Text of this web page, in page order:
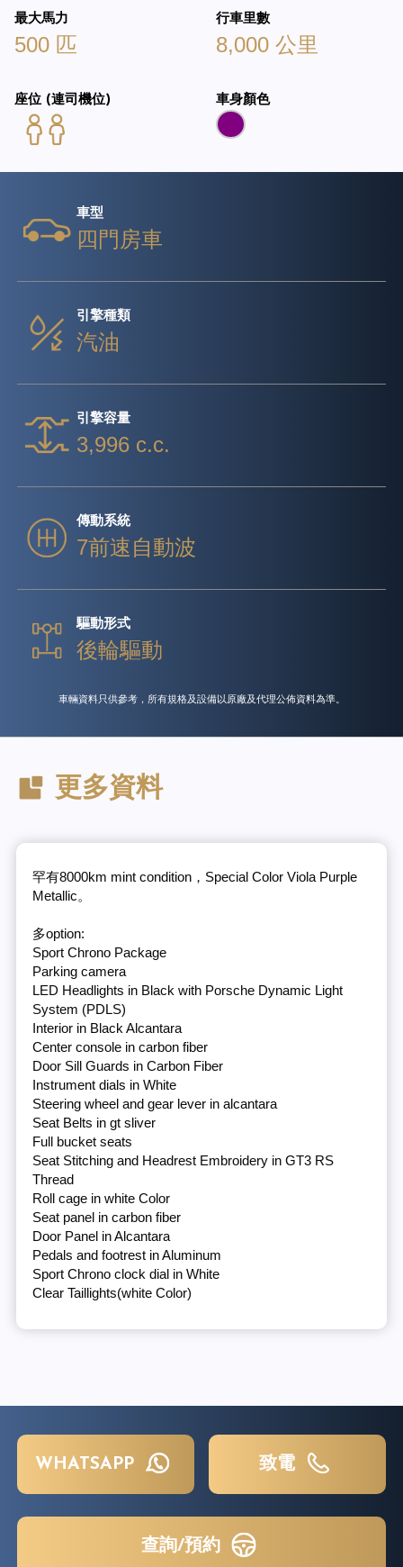
最大馬力
500 匹
行車里數
8,000 公里
座位 (連司機位) 車身顏色
車型
四門房車
引擎種類
汽油
引擎容量
3,996 c.c.
傳動系統
7前速自動波
驅動形式
後輪驅動
車輛資料只供參考，所有規格及設備以原廠及代理公佈資料為準。
更多資料
罕有8000km mint condition，Special Color Viola Purple
Metallic。
多option:
Sport Chrono Package
Parking camera
LED Headlights in Black with Porsche Dynamic Light
System (PDLS)
Interior in Black Alcantara
Center console in carbon fiber
Door Sill Guards in Carbon Fiber
Instrument dials in White
Steering wheel and gear lever in alcantara
Seat Belts in gt sliver
Full bucket seats
Seat Stitching and Headrest Embroidery in GT3 RS
Thread
Roll cage in white Color
Seat panel in carbon fiber
Door Panel in Alcantara
Pedals and footrest in Aluminum
Sport Chrono clock dial in White
Clear Taillights(white Color)
WHATSAPP 致電
查詢/預約